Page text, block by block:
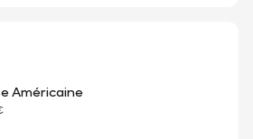
Américaine